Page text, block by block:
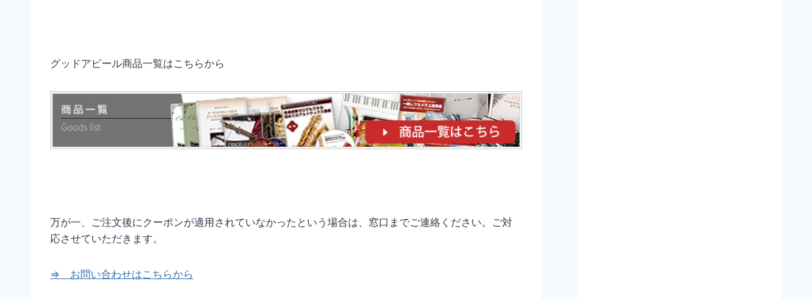
グッドアピール商品一覧はこちらから
万が一、ご注文後にクーポンが適用されていなかったという場合は、窓口までご連絡ください。ご対
応させていただきます。
⇒ お問い合わせはこちらから